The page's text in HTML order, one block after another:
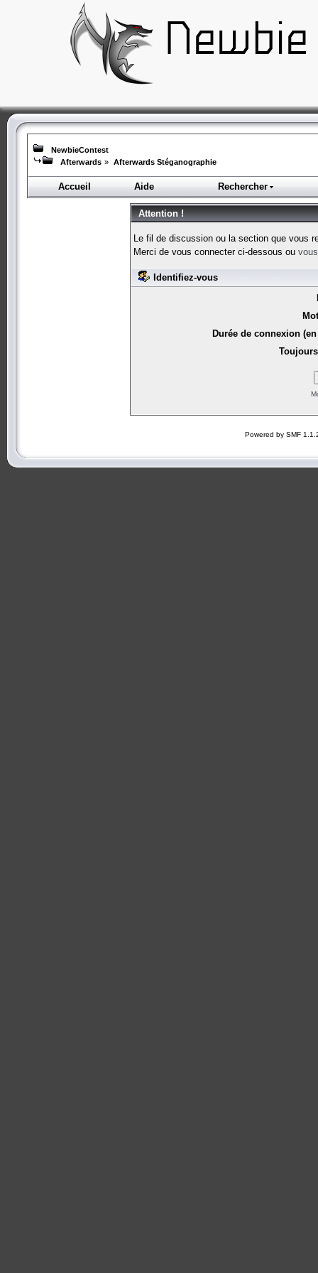
NewbieContest
Afterwards » Afterwards Stéganographie
Accueil Aide Rechercher
Attention !
Le fil de discussion ou la section que vous
Merci de vous connecter ci-dessous ou
Identifiez-vous
Durée de connexion
Powered by SMF